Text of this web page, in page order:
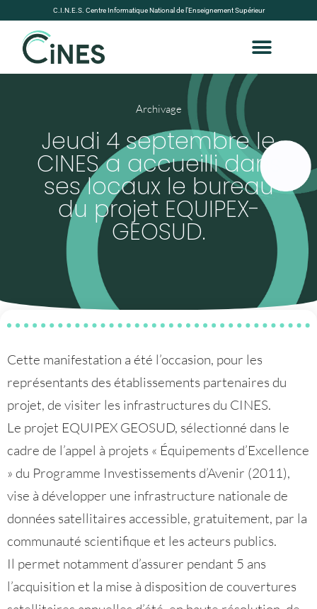
C.I.N.E.S. Centre Informatique National de l’Enseignement Supérieur
Archivage
Jeudi 4 septembre le
CINES a accueilli dans
ses locaux le bureau
du projet EQUIPEX-
GEOSUD.
Cette manifestation a été l’occasion, pour les
représentants des établissements partenaires du
projet, de visiter les infrastructures du CINES.
Le projet EQUIPEX GEOSUD, sélectionné dans le
cadre de l’appel à projets « Équipements d’Excellence
» du Programme Investissements d’Avenir (2011),
vise à développer une infrastructure nationale de
données satellitaires accessible, gratuitement, par la
communauté scientifique et les acteurs publics.
Il permet notamment d’assurer pendant 5 ans
l’acquisition et la mise à disposition de couvertures